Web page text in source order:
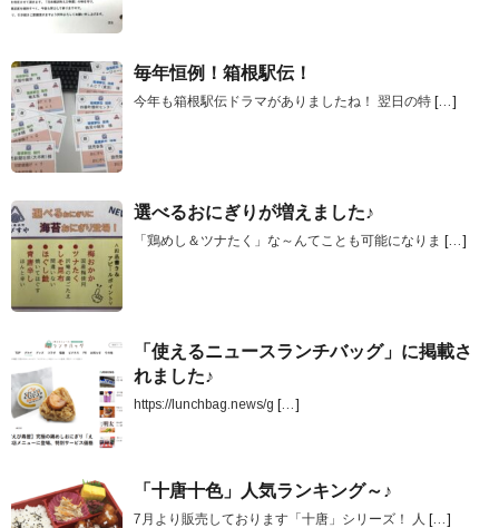
毎年恒例！箱根駅伝！
今年も箱根駅伝ドラマがありましたね！ 翌日の特 […]
選べるおにぎりが増えました♪
「鶏めし＆ツナたく」な～んてことも可能になりま […]
「使えるニュースランチバッグ」に掲載さ
れました♪
https://lunchbag.news/g […]
「十唐十色」人気ランキング～♪
7月より販売しております「十唐」シリーズ！ 人 […]